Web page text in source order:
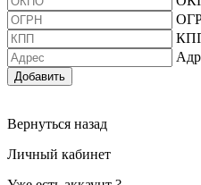
Добавить
Вернуться назад
Личный кабинет